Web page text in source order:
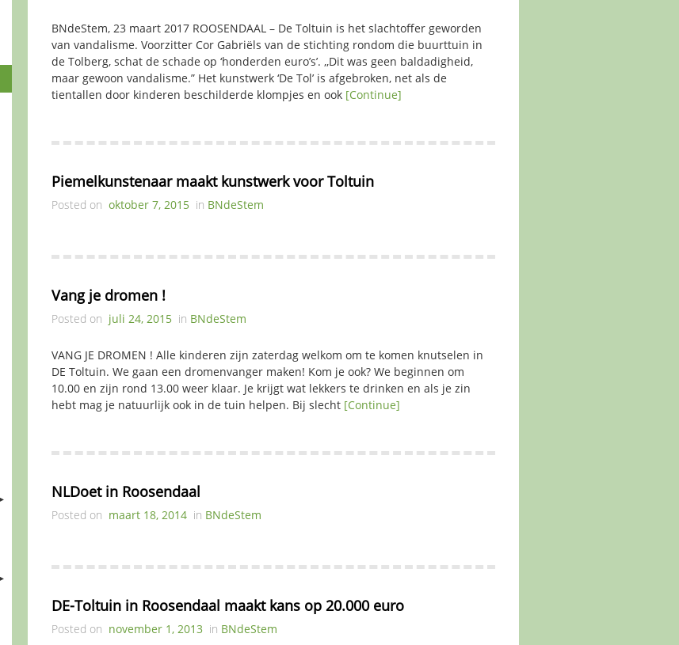
BNdeStem, 23 maart 2017 ROOSENDAAL – De Toltuin is het slachtoffer geworden
van vandalisme. Voorzitter Cor Gabriëls van de stichting rondom die buurttuin in
de Tolberg, schat de schade op ‘honderden euro’s’. ,,Dit was geen baldadigheid,
maar gewoon vandalisme.” Het kunstwerk ‘De Tol’ is afgebroken, net als de
tientallen door kinderen beschilderde klompjes en ook [Continue]
Piemelkunstenaar maakt kunstwerk voor Toltuin
Posted on oktober 7, 2015 in BNdeStem
Vang je dromen !
Posted on juli 24, 2015 in BNdeStem
VANG JE DROMEN ! Alle kinderen zijn zaterdag welkom om te komen knutselen in
DE Toltuin. We gaan een dromenvanger maken! Kom je ook? We beginnen om
10.00 en zijn rond 13.00 weer klaar. Je krijgt wat lekkers te drinken en als je zin
hebt mag je natuurlijk ook in de tuin helpen. Bij slecht [Continue]
NLDoet in Roosendaal
Posted on maart 18, 2014 in BNdeStem
DE-Toltuin in Roosendaal maakt kans op 20.000 euro
Posted on november 1, 2013 in BNdeStem